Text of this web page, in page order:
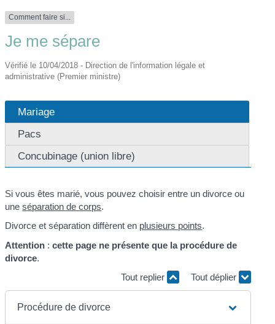
Comment faire si...
Je me sépare
Vérifié le 10/04/2018 - Direction de l'information légale et
administrative (Premier ministre)
Mariage
Pacs
Concubinage (union libre)
Si vous êtes marié, vous pouvez choisir entre un divorce ou
uneséparation de corps.
Divorce et séparation diffèrent en plusieurs points.
Attention :cette page ne présente que la procédure de
divorce.
Tout replier
Tout déplier
Procédure de divorce